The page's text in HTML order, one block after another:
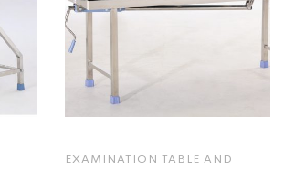
EXAMINATION TABLE AND